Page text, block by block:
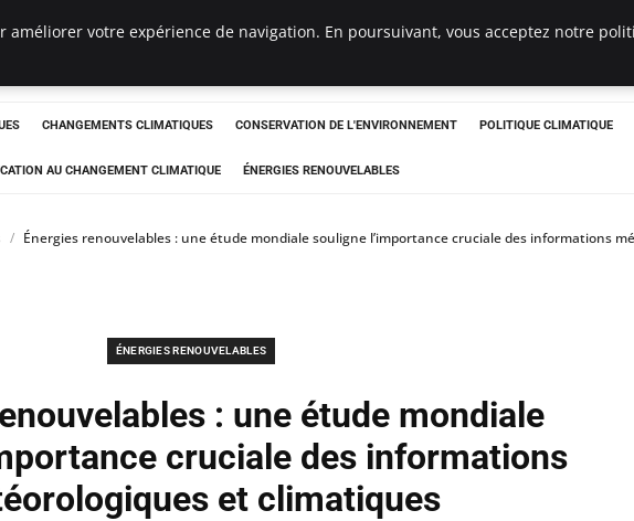
CHANGEMENTS CLIMATIQUES CONSERVATION DE L'ENVIRONNEMENT POLITIQUE CLIMATIQUE
AU CHANGEMENT CLIMATIQUE ÉNERGIES RENOUVELABLES
Énergies renouvelables : une étude mondiale souligne l’importance cruciale des informations
ÉNERGIES RENOUVELABLES
: une étude mondiale
cruciale des informations
et climatiques
améliorer votre expérience de navigation. En poursuivant, vous acceptez notre